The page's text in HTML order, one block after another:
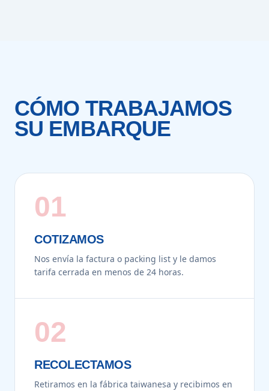
CÓMO TRABAJAMOS
SU EMBARQUE
01
COTIZAMOS
Nos envía la factura o packing list y le damos
tarifa cerrada en menos de 24 horas.
02
RECOLECTAMOS
Retiramos en la fábrica taiwanesa y recibimos en